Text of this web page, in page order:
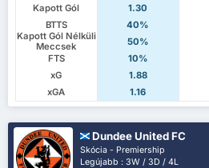
Kapott Gól
1.30
BTTS
40%
Kapott Gól Nélküli
Meccsek
50%
FTS
10%
xG
1.88
xGA
1.16
Dundee United FC
Skócia - Premiership
Legújabb : 3W / 3D / 4L